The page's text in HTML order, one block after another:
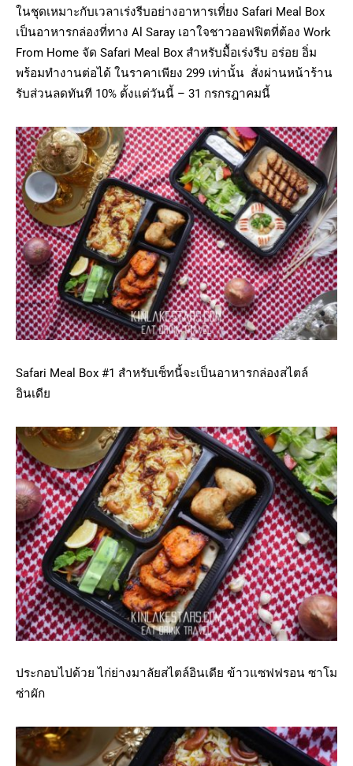
ในชุดเหมาะกับเวลาเร่งรีบอย่างอาหารเที่ยง Safari Meal Box
เป็นอาหารกล่องที่ทาง Al Saray เอาใจชาวออฟฟิตที่ต้อง Work
From Home จัด Safari Meal Box สำหรับมื้อเร่งรีบ อร่อย อิ่ม
พร้อมทำงานต่อได้ ในราคาเพียง 299 เท่านั้น สั่งผ่านหน้าร้าน
รับส่วนลดทันที 10% ตั้งแต่วันนี้ – 31 กรกรฎาคมนี้
Safari Meal Box #1 สำหรับเซ็ทนี้จะเป็นอาหารกล่องสไตล์
อินเดีย
ประกอบไปด้วย ไก่ย่างมาลัยสไตล์อินเดีย ข้าวแซฟฟรอน ซาโม
ซ่าผัก